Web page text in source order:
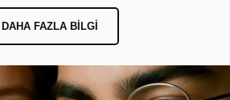
DAHA FAZLA BILGI